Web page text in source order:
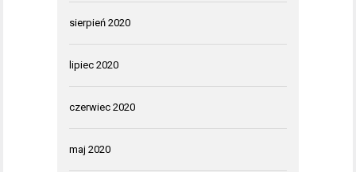
sierpień 2020
lipiec 2020
czerwiec 2020
maj 2020